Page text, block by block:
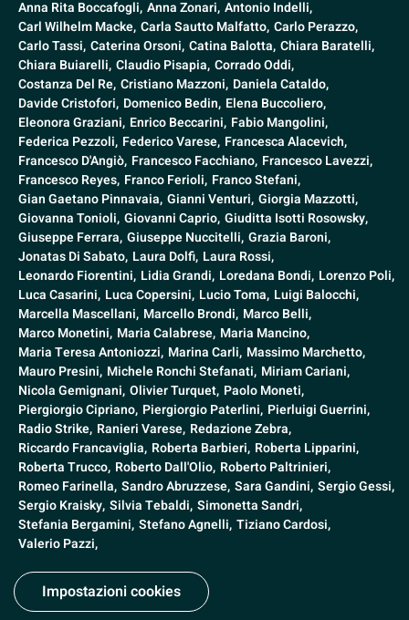
Anna Rita Boccafogli, Anna Zonari, Antonio Indelli,
Carl Wilhelm Macke, Carla Sautto Malfatto, Carlo Perazzo,
Carlo Tassi, Caterina Orsoni, Catina Balotta, Chiara Baratelli,
Chiara Buiarelli, Claudio Pisapia, Corrado Oddi,
Costanza Del Re, Cristiano Mazzoni, Daniela Cataldo,
Davide Cristofori, Domenico Bedin, Elena Buccoliero,
Eleonora Graziani, Enrico Beccarini, Fabio Mangolini,
Federica Pezzoli, Federico Varese, Francesca Alacevich,
Francesco D'Angiò, Francesco Facchiano, Francesco Lavezzi,
Francesco Reyes, Franco Ferioli, Franco Stefani,
Gian Gaetano Pinnavaia, Gianni Venturi, Giorgia Mazzotti,
Giovanna Tonioli, Giovanni Caprio, Giuditta Isotti Rosowsky,
Giuseppe Ferrara, Giuseppe Nuccitelli, Grazia Baroni,
Jonatas Di Sabato, Laura Dolfi, Laura Rossi,
Leonardo Fiorentini, Lidia Grandi, Loredana Bondi, Lorenzo Poli,
Luca Casarini, Luca Copersini, Lucio Toma, Luigi Balocchi,
Marcella Mascellani, Marcello Brondi, Marco Belli,
Marco Monetini, Maria Calabrese, Maria Mancino,
Maria Teresa Antoniozzi, Marina Carli, Massimo Marchetto,
Mauro Presini, Michele Ronchi Stefanati, Miriam Cariani,
Nicola Gemignani, Olivier Turquet, Paolo Moneti,
Piergiorgio Cipriano, Piergiorgio Paterlini, Pierluigi Guerrini,
Radio Strike, Ranieri Varese, Redazione Zebra,
Riccardo Francaviglia, Roberta Barbieri, Roberta Lipparini,
Roberta Trucco, Roberto Dall'Olio, Roberto Paltrinieri,
Romeo Farinella, Sandro Abruzzese, Sara Gandini, Sergio Gessi,
Sergio Kraisky, Silvia Tebaldi, Simonetta Sandri,
Stefania Bergamini, Stefano Agnelli, Tiziano Cardosi,
Valerio Pazzi,
Impostazioni cookies